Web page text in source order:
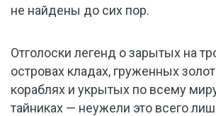
не найдены до сих пор.
Отголоски легенд о зарытых на
островах кладах, груженных
кораблях и укрытых по всему
тайниках — неужели это всего